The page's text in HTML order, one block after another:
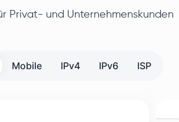
Privat- und Unternehmenskunden
Mobile IPv4 IPv6 ISP